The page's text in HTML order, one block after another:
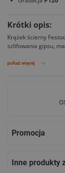
Krótki opis:
Krążek ścierny
szlifowania gipsu,
rezultaty obróbki.
pokaż więcej
Promocja
Inne produkty